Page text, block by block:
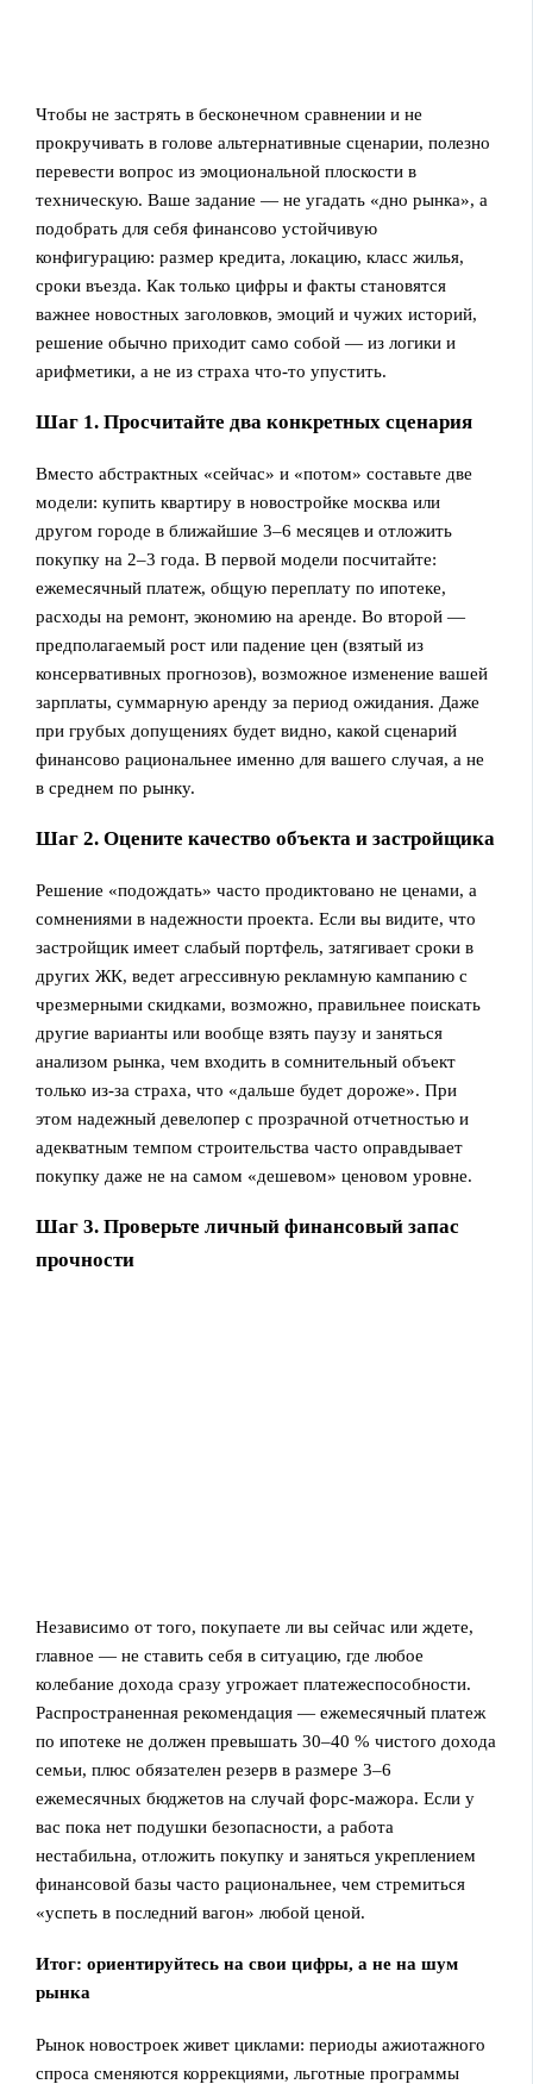
Чтобы не застрять в бесконечном сравнении и не
прокручивать в голове альтернативные сценарии, полезно
перевести вопрос из эмоциональной плоскости в
техническую. Ваше задание — не угадать «дно рынка», а
подобрать для себя финансово устойчивую
конфигурацию: размер кредита, локацию, класс жилья,
сроки въезда. Как только цифры и факты становятся
важнее новостных заголовков, эмоций и чужих историй,
решение обычно приходит само собой — из логики и
арифметики, а не из страха что-то упустить.
Шаг 1. Просчитайте два конкретных сценария
Вместо абстрактных «сейчас» и «потом» составьте две
модели: купить квартиру в новостройке москва или
другом городе в ближайшие 3–6 месяцев и отложить
покупку на 2–3 года. В первой модели посчитайте:
ежемесячный платеж, общую переплату по ипотеке,
расходы на ремонт, экономию на аренде. Во второй —
предполагаемый рост или падение цен (взятый из
консервативных прогнозов), возможное изменение вашей
зарплаты, суммарную аренду за период ожидания. Даже
при грубых допущениях будет видно, какой сценарий
финансово рациональнее именно для вашего случая, а не
в среднем по рынку.
Шаг 2. Оцените качество объекта и застройщика
Решение «подождать» часто продиктовано не ценами, а
сомнениями в надежности проекта. Если вы видите, что
застройщик имеет слабый портфель, затягивает сроки в
других ЖК, ведет агрессивную рекламную кампанию с
чрезмерными скидками, возможно, правильнее поискать
другие варианты или вообще взять паузу и заняться
анализом рынка, чем входить в сомнительный объект
только из‑за страха, что «дальше будет дороже». При
этом надежный девелопер с прозрачной отчетностью и
адекватным темпом строительства часто оправдывает
покупку даже не на самом «дешевом» ценовом уровне.
Шаг 3. Проверьте личный финансовый запас
прочности
Независимо от того, покупаете ли вы сейчас или ждете,
главное — не ставить себя в ситуацию, где любое
колебание дохода сразу угрожает платежеспособности.
Распространенная рекомендация — ежемесячный платеж
по ипотеке не должен превышать 30–40 % чистого дохода
семьи, плюс обязателен резерв в размере 3–6
ежемесячных бюджетов на случай форс-мажора. Если у
вас пока нет подушки безопасности, а работа
нестабильна, отложить покупку и заняться укреплением
финансовой базы часто рациональнее, чем стремиться
«успеть в последний вагон» любой ценой.
Итог: ориентируйтесь на свои цифры, а не на шум
рынка
Рынок новостроек живет циклами: периоды ажиотажного
спроса сменяются коррекциями, льготные программы